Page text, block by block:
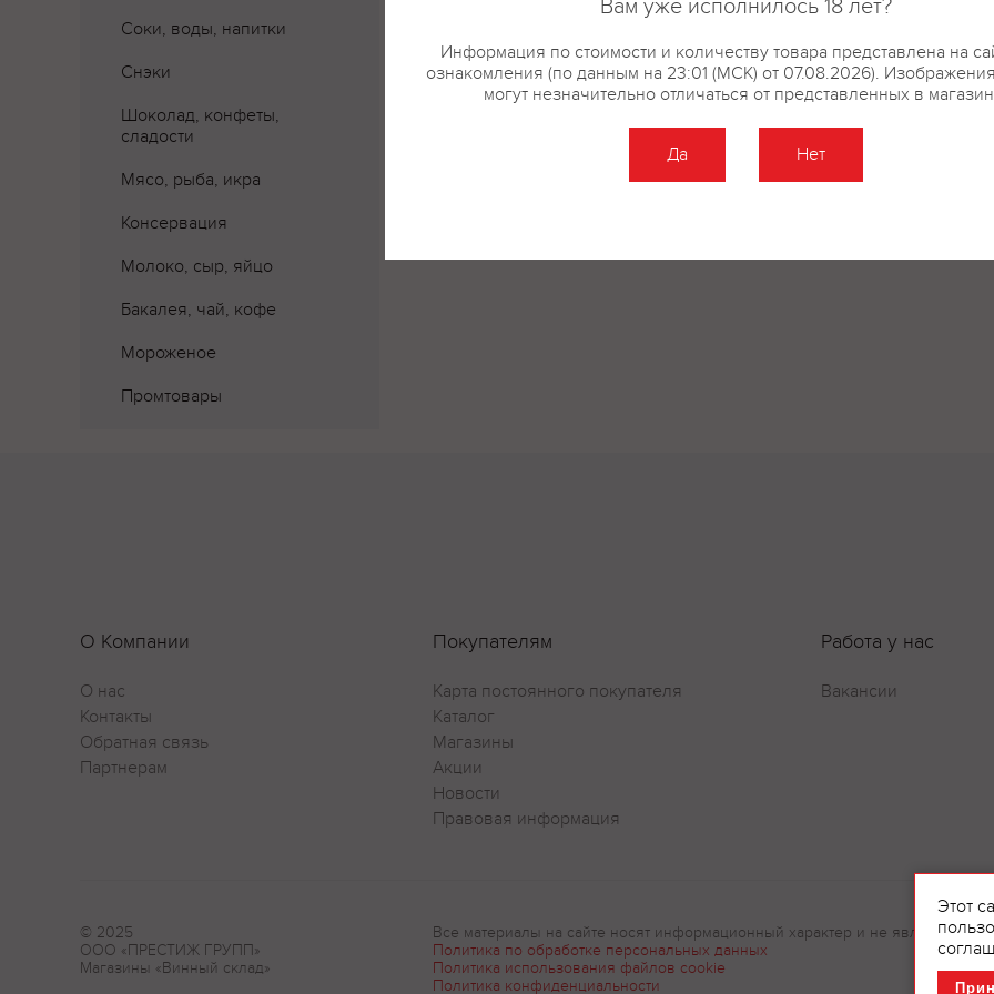
Соки, воды, напитки
Снэки
Шоколад, конфеты,
сладости
Мясо, рыба, икра
Консервация
Молоко, сыр, яйцо
Бакалея, чай, кофе
Мороженое
Промтовары
О Компании
О нас
Контакты
Обратная связь
Партнерам
Покупателям
Карта постоянного покупателя
Каталог
Магазины
Акции
Новости
Правовая информация
Работа у нас
Вакансии
© 2025
ООО «ПРЕСТИЖ ГРУПП»
Магазины «Винный склад»
Все материалы на сайте носят информационный характер и не являются
Политика по обработке персональных данных
Политика использования файлов cookie
Политика конфиденциальности
Этот
Вам уже исполнилось 18 лет?
Информация по стоимости и количеству товара представлена на
ознакомления (по данным на 23:01 (МСК) от 07.08.2026).
могут незначительно отличаться от представленных в
Да Нет